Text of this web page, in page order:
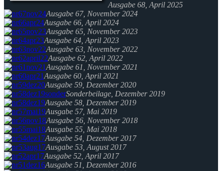
Ausgabe 68, April 2025
Ausgabe 67, November 2024
Ausgabe 66, April 2024
Ausgabe 65, November 2023
Ausgabe 64, April 2023
Ausgabe 63, November 2022
Ausgabe 62, April 2022
Ausgabe 61, November 2021
Ausgabe 60, April 2021
Ausgabe 59, Dezember 2020
Sonderbeilage, Dezember 2019
Ausgabe 58, Dezember 2019
Ausgabe 57, Mai 2019
Ausgabe 56, November 2018
Ausgabe 55, Mai 2018
Ausgabe 54, Dezember 2017
Ausgabe 53, August 2017
Ausgabe 52, April 2017
Ausgabe 51, Dezember 2016